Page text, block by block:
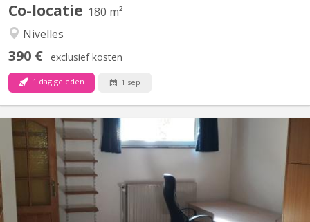
Co-locatie 180 m²
Nivelles
390 € exclusief kosten
1 dag geleden 1 sep
KV 1905
Uniquement pour 1 ÉTUDIANT(E) sur Louvain-la-Neuve Beau
studio meublé complètement privatif de 45M2 à louer Parfait
état Loyer mensuel 560 euros, forfait pour les charges 100 euros
par mois = 660 euros TOUT COMPRIS (électricité, chauffage,
eau, internet) Pas de domicile Séjour carrelé, cuisine...